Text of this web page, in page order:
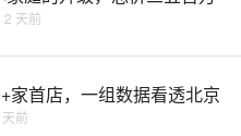
2 天前
家首店，一组数据看透北京
前